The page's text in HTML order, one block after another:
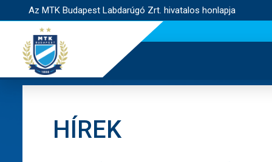
Az MTK Budapest Labdarúgó Zrt. hivatalos honlapja
HÍREK